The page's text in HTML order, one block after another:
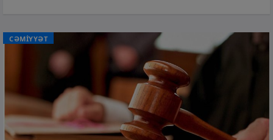
CƏMİYYƏT